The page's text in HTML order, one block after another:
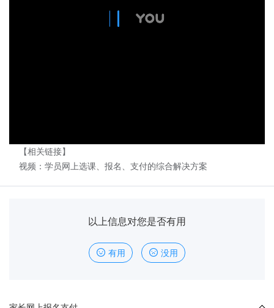
【相关链接】
视频：学员网上选课、报名、支付的综合解决方案
以上信息对您是否有用
有用 没用